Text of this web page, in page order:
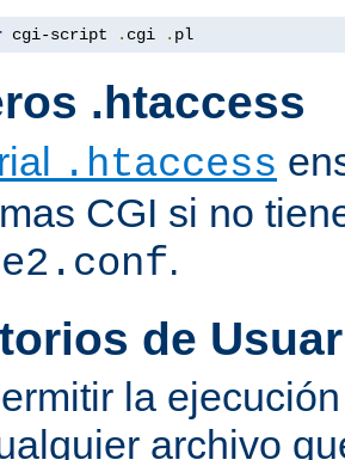
cgi-script . cgi . pl
.htaccess
.htaccess
CGI si no
.
de
la
archivo